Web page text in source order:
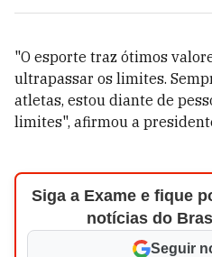
"O esporte traz ótimos
ultrapassar os limites.
atletas, estou diante de
limites", afirmou a
Siga a Exame e fique
notícias do
Seguir